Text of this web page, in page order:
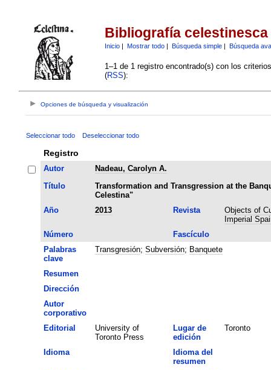
Bibliografía celestinesca
Inicio| Mostrar todo| Búsqueda simple| Búsqueda
1–1 de 1 registro encontrado(s) con los
(RSS):
Opciones de búsqueda y visualización
Seleccionar todo Deseleccionar todo
Registro
Autor
Nadeau, Carolyn A.
Título
Transformation and Transgression at the
Celestina"
Año
2013 Revista
Objects of
Imperial
Número
Fascículo
Palabras
clave
Transgresión; Subversión; Banquete
Resumen
Dirección
Autor
corporativo
Editorial
University of
Toronto Press
Lugar de
edición
Toronto
Idioma
Idioma del
resumen